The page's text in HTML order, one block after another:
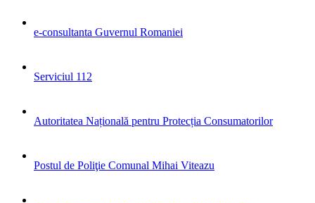
e-consultanta Guvernul Romaniei
Serviciul 112
Autoritatea Națională pentru Protecția Consumatorilor
Postul de Poliţie Comunal Mihai Viteazu